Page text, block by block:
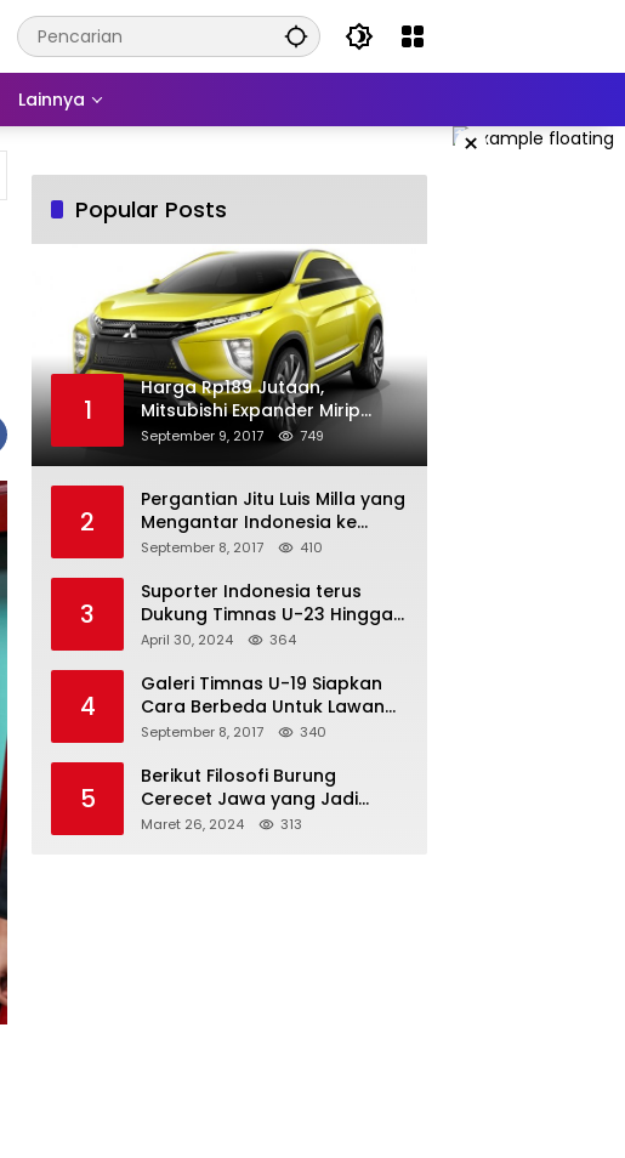
Lainnya
×
Popular Posts
1
Harga Rp189 Jutaan,
Mitsubishi Expander Mirip
Pajero Sport
September 9, 2017 749
2
Pergantian Jitu Luis Milla yang
Mengantar Indonesia ke
Semifinal
September 8, 2017 410
3
Suporter Indonesia terus
Dukung Timnas U-23 Hingga
Tembus Olimpiade Paris
April 30, 2024 364
4
Galeri Timnas U-19 Siapkan
Cara Berbeda Untuk Lawan
Vietnam
September 8, 2017 340
5
Berikut Filosofi Burung
Cerecet Jawa yang Jadi
Maskot PBSI Sumedang
Maret 26, 2024 313